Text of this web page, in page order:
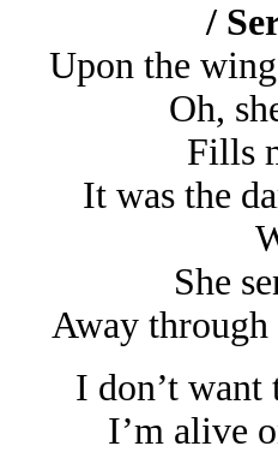
/
Upon the
Oh,
Fills
It was the
She
Away
I don’t want
I’m alive